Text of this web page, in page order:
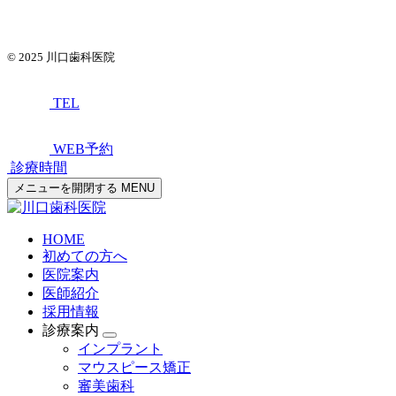
© 2025 川口歯科医院
TEL
WEB予約
診療時間
メニューを開閉する MENU
HOME
初めての方へ
医院案内
医師紹介
採用情報
診療案内
インプラント
マウスピース矯正
審美歯科